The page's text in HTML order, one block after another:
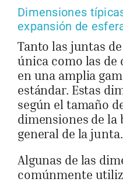
Dimensiones
expansión de
Tanto las juntas
única como las de
en una amplia
estándar. Estas
según el tamaño
dimensiones de la
general de la junta.
Algunas de las
comúnmente